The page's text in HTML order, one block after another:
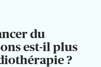
du
est-il plus
?